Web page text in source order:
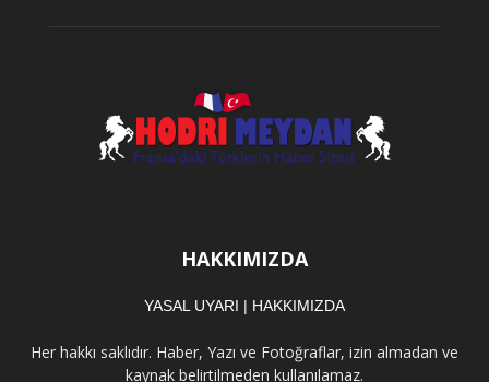
HAKKIMIZDA
YASAL UYARI | HAKKIMIZDA
Her hakkı saklıdır. Haber, Yazı ve Fotoğraflar, izin almadan ve
kaynak belirtilmeden kullanılamaz.